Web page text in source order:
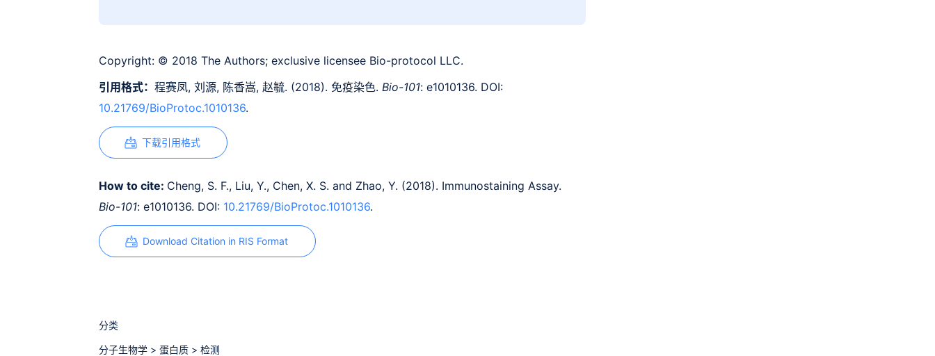
Copyright: © 2018 The Authors; exclusive licensee Bio-protocol LLC.
引用格式： 程赛凤, 刘源, 陈香嵩, 赵毓. (2018). 免疫染色. Bio-101: e1010136. DOI:
10.21769/BioProtoc.1010136.
下载引用格式
How to cite: Cheng, S. F., Liu, Y., Chen, X. S. and Zhao, Y. (2018). Immunostaining Assay.
Bio-101: e1010136. DOI: 10.21769/BioProtoc.1010136.
Download Citation in RIS Format
分类
分子生物学 > 蛋白质 > 检测